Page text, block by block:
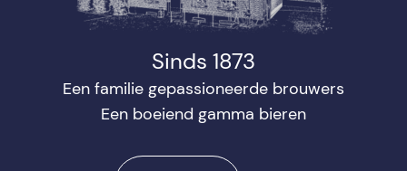
Sinds 1873
Een familie gepassioneerde brouwers
Een boeiend gamma bieren